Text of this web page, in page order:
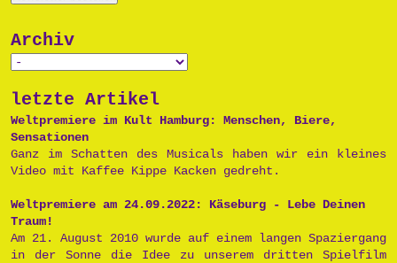
Archiv
letzte Artikel
Weltpremiere im Kult Hamburg: Menschen, Biere,
Sensationen
Ganz im Schatten des Musicals haben wir ein kleines
Video mit Kaffee Kippe Kacken gedreht.
Weltpremiere am 24.09.2022: Käseburg - Lebe Deinen
Traum!
Am 21. August 2010 wurde auf einem langen Spaziergang
in der Sonne die Idee zu unserem dritten Spielfilm